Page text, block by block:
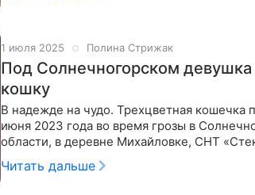
1 июля 2025 Полина Стрижак
Под Солнечногорском
кошку
В надежде на чудо. Трехцветная кошечка
июня 2023 года во время грозы в
области, в деревне Михайловке, СНТ
может смириться
Читать дальше